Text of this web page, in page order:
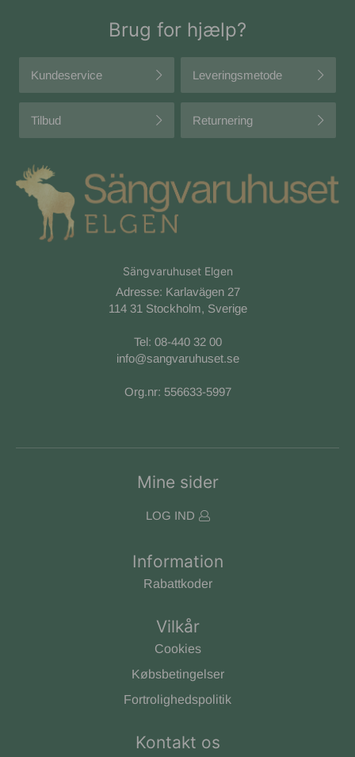
Brug for hjælp?
Kundeservice Leveringsmetode
Tilbud Returnering
Sängvaruhuset Elgen
Adresse: Karlavägen 27
114 31 Stockholm, Sverige
Tel: 08-440 32 00
info@sangvaruhuset.se
Org.nr: 556633-5997
Mine sider
LOG IND
Information
Rabattkoder
Vilkår
Cookies
Købsbetingelser
Fortrolighedspolitik
Kontakt os